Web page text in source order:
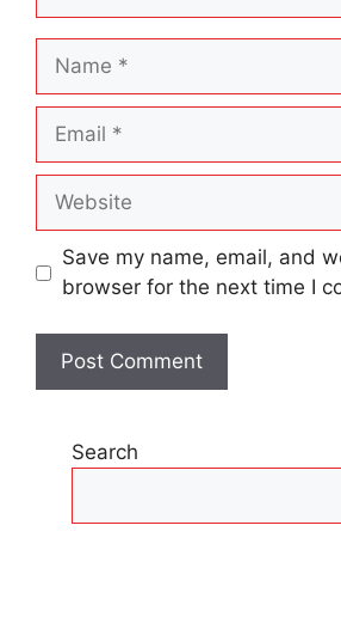
Name
Email
Website
Save my name, email, and
browser for the next time I
Search